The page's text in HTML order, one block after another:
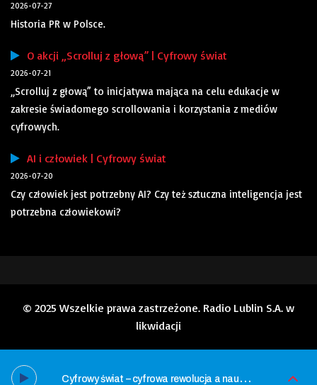
2026-07-27
Historia PR w Polsce.
O akcji „Scrolluj z głową” | Cyfrowy świat
2026-07-21
„Scrolluj z głową” to inicjatywa mająca na celu edukacje w
zakresie świadomego scrollowania i korzystania z mediów
cyfrowych.
AI i człowiek | Cyfrowy świat
2026-07-20
Czy człowiek jest potrzebny AI? Czy też sztuczna inteligencja jest
potrzebna człowiekowi?
© 2025 Wszelkie prawa zastrzeżone. Radio Lublin S.A. w
likwidacji
C
yfrowy świat – cyfrowa rewolucja a nauka angielskiego